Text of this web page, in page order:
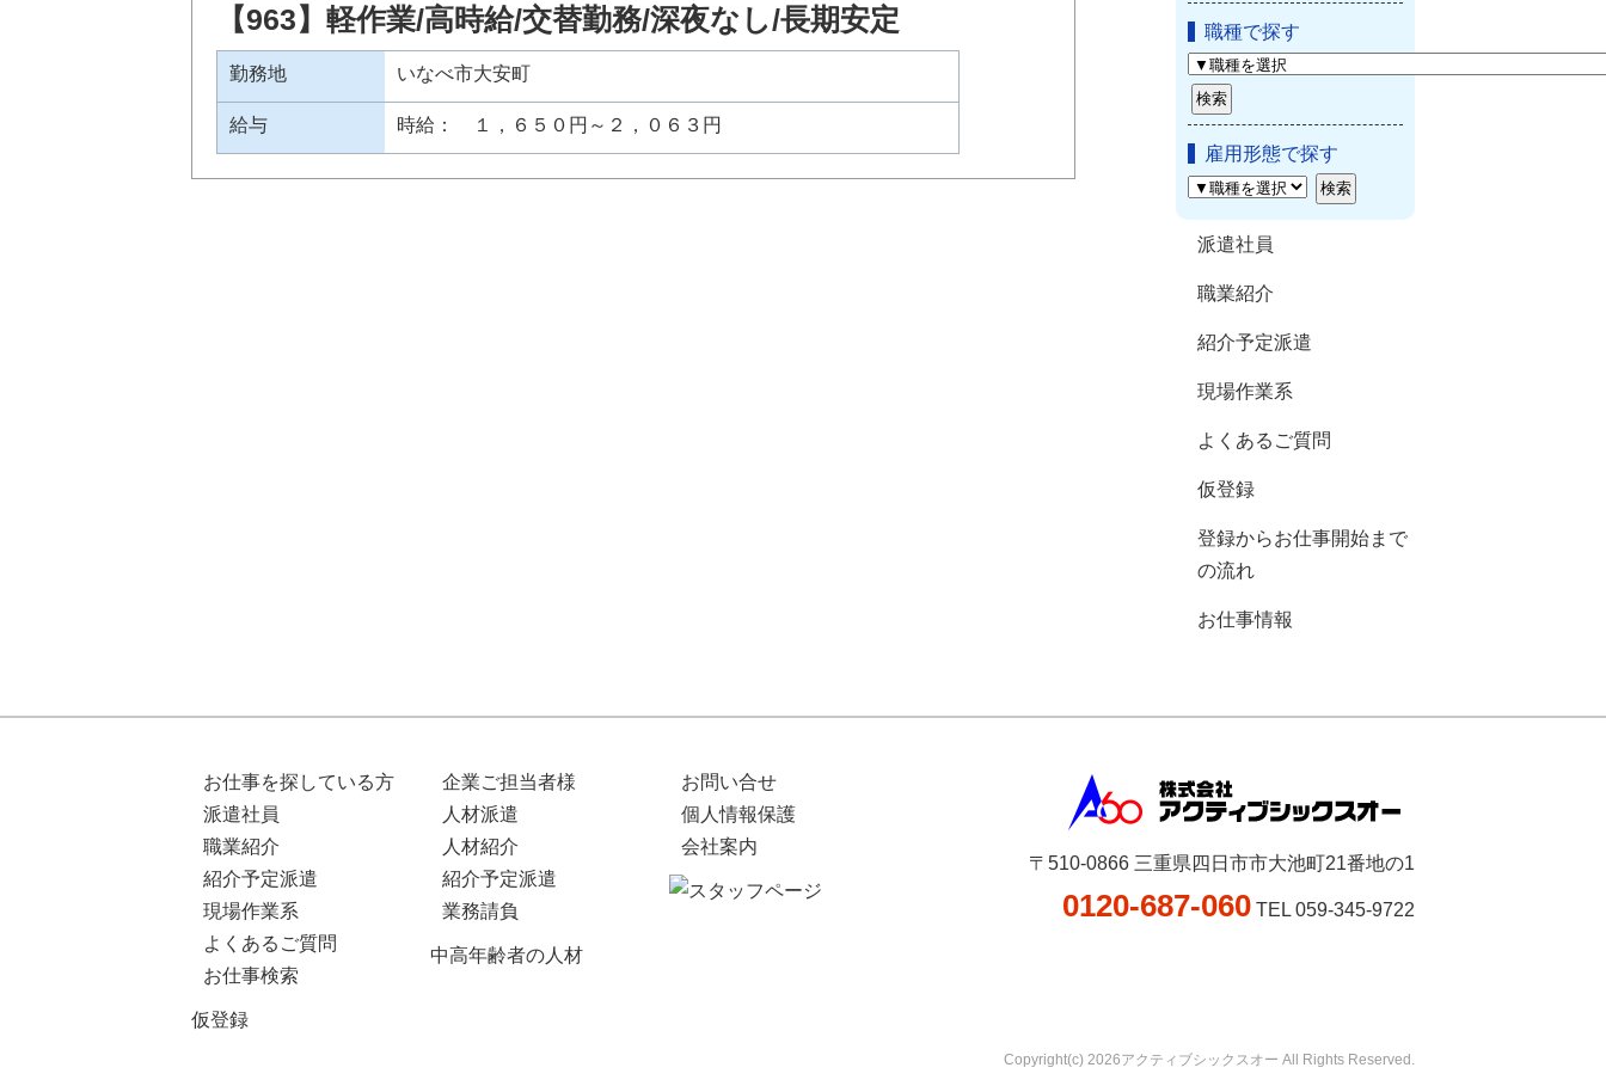
【963】軽作業/高時給/交替勤務/深夜なし/長期安定
勤務地 いなべ市大安町
給与 時給： １，６５０円～２，０６３円
職種で探す
雇用形態で探す
派遣社員
職業紹介
紹介予定派遣
現場作業系
よくあるご質問
仮登録
登録からお仕事開始まで
の流れ
お仕事情報
お仕事を探している方
派遣社員
職業紹介
紹介予定派遣
現場作業系
よくあるご質問
お仕事検索
仮登録
企業ご担当者様
人材派遣
人材紹介
紹介予定派遣
業務請負
中高年齢者の人材
お問い合せ
個人情報保護
会社案内
〒510-0866 三重県四日市市大池町21番地の1
0120-687-060 TEL 059-345-9722
Copyright(c) 2026アクティブシックスオー All Rights Reserved.